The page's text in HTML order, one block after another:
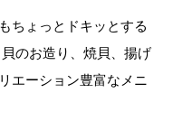
ちょっとドキッとする
のお造り、焼貝、揚げ
エーション豊富なメニ